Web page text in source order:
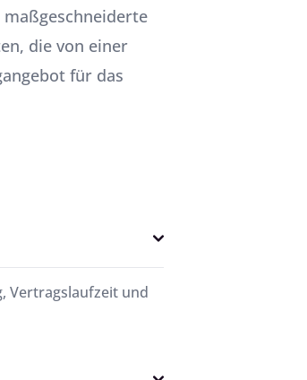
die von einer
für das
Vertragslaufzeit und